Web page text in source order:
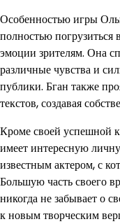
Особенностью игры
полностью погрузиться
эмоции зрителям. Она
различные чувства и
публики. Бган также
текстов, создавая
Кроме своей успешной
имеет интересную
известным актером, с
Большую часть своего
никогда не забывает о
к новым творческим